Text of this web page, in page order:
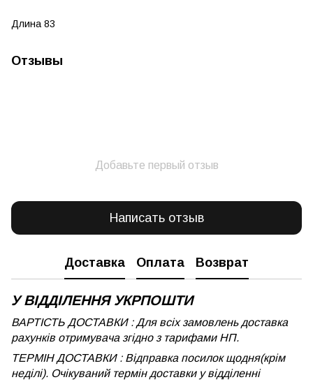
Длина 83
Отзывы
Добавьте первый отзыв
Написать отзыв
Доставка Оплата Возврат
У ВІДДІЛЕННЯ УКРПОШТИ
ВАРТІСТЬ ДОСТАВКИ : Для всіх замовлень доставка
рахунків отримувача згідно з тарифами НП.
ТЕРМІН ДОСТАВКИ : Відправка посилок щодня(крім
неділі). Очікуваний термін доставки у відділенні